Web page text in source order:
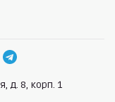
д. 8, корп. 1